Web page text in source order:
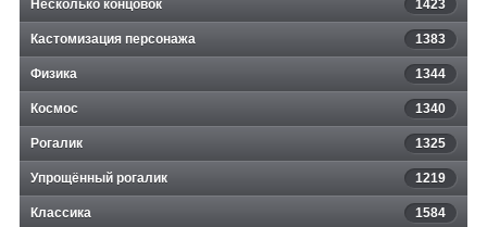
Несколько концовок 1423
Кастомизация персонажа 1383
Физика 1344
Космос 1340
Рогалик 1325
Упрощённый рогалик 1219
Классика 1584